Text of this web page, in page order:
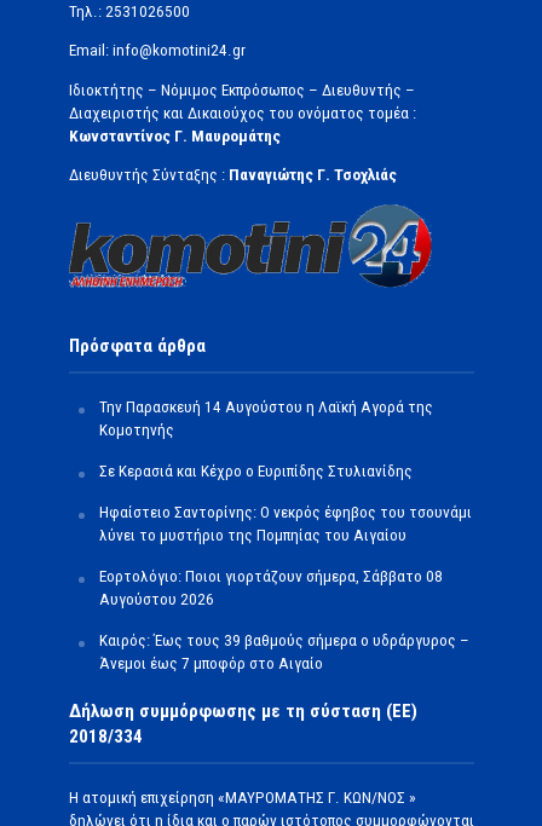
Τηλ.: 2531026500
Email: info@komotini24.gr
Ιδιοκτήτης – Νόμιμος Εκπρόσωπος – Διευθυντής –
Διαχειριστής και Δικαιούχος του ονόματος τομέα :
Κωνσταντίνος Γ. Μαυρομάτης
Διευθυντής Σύνταξης : Παναγιώτης Γ. Τσοχλιάς
Πρόσφατα άρθρα
Την Παρασκευή 14 Αυγούστου η Λαϊκή Αγορά της
Κομοτηνής
Σε Κερασιά και Κέχρο ο Ευριπίδης Στυλιανίδης
Ηφαίστειο Σαντορίνης: Ο νεκρός έφηβος του τσουνάμι
λύνει το μυστήριο της Πομπηίας του Αιγαίου
Εορτολόγιο: Ποιοι γιορτάζουν σήμερα, Σάββατο 08
Αυγούστου 2026
Καιρός: Έως τους 39 βαθμούς σήμερα ο υδράργυρος –
Άνεμοι έως 7 μποφόρ στο Αιγαίο
Δήλωση συμμόρφωσης με τη σύσταση (ΕΕ)
2018/334
Η ατομική επιχείρηση «ΜΑΥΡΟΜΑΤΗΣ Γ. ΚΩΝ/ΝΟΣ »
δηλώνει ότι η ίδια και ο παρών ιστότοπος συμμορφώνονται